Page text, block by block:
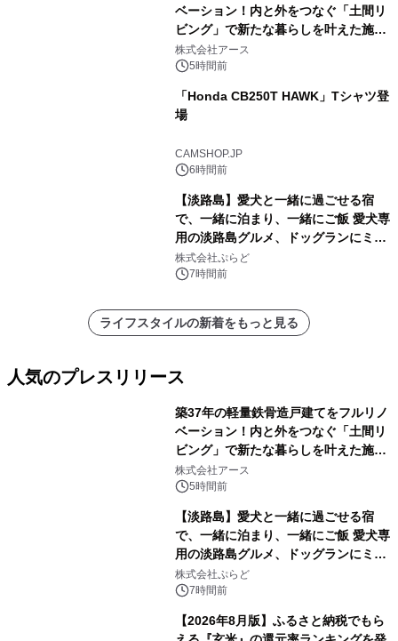
ベーション！内と外をつなぐ「土間リ
ビング」で新たな暮らしを叶えた施工
事例を株式会社アースが公開
株式会社アース
5時間前
「Honda CB250T HAWK」Tシャツ登
場
CAMSHOP.JP
6時間前
【淡路島】愛犬と一緒に過ごせる宿
で、一緒に泊まり、一緒にご飯 愛犬専
用の淡路島グルメ、ドッグランにミニ
プール グランピングとトレーラーハウ
スの2施設で
株式会社ぷらど
7時間前
ライフスタイルの新着をもっと見る
人気のプレスリリース
築37年の軽量鉄骨造戸建てをフルリノ
ベーション！内と外をつなぐ「土間リ
ビング」で新たな暮らしを叶えた施工
事例を株式会社アースが公開
株式会社アース
5時間前
【淡路島】愛犬と一緒に過ごせる宿
で、一緒に泊まり、一緒にご飯 愛犬専
用の淡路島グルメ、ドッグランにミニ
プール グランピングとトレーラーハウ
スの2施設で
株式会社ぷらど
7時間前
【2026年8月版】ふるさと納税でもら